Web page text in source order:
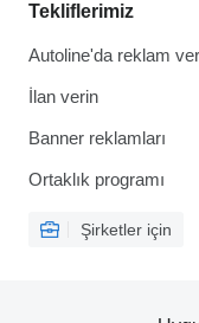
Tekliflerimiz
Autoline'da reklam ver
İlan verin
Banner reklamları
Ortaklık programı
Şirketler için